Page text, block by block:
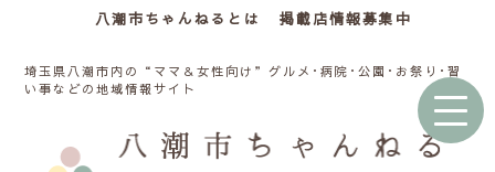
八潮市ちゃんねるとは 掲載店情報募集中
埼玉県八潮市内の“ママ＆女性向け”グルメ･病院･公園･お祭り･習
い事などの地域情報サイト